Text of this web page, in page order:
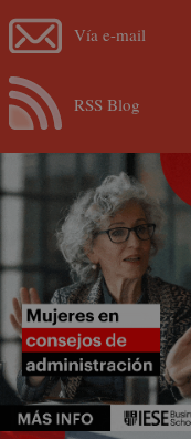
Vía e-mail
RSS Blog